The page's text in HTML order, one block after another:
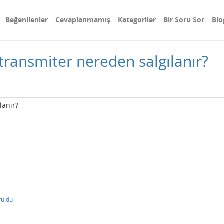
Beğenilenler Cevaplanmamış Kategoriler Bir Soru Sor
nereden salgılanır?